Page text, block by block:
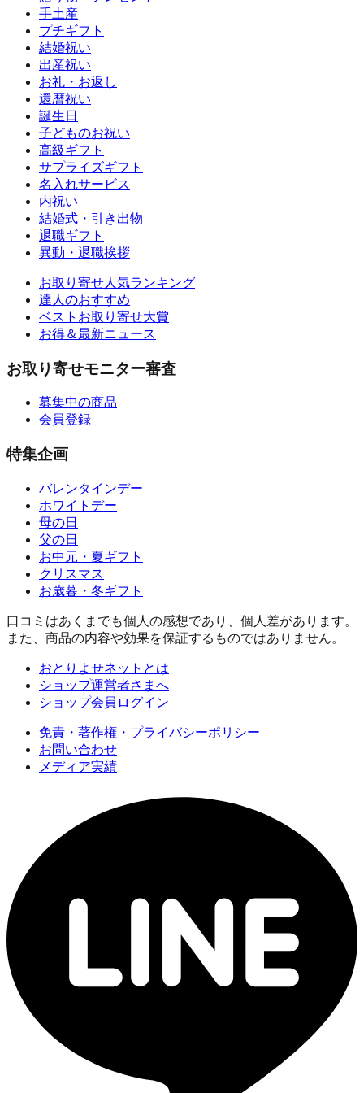
手土産
プチギフト
結婚祝い
出産祝い
お礼・お返し
還暦祝い
誕生日
子どものお祝い
高級ギフト
サプライズギフト
名入れサービス
内祝い
結婚式・引き出物
退職ギフト
異動・退職挨拶
お取り寄せ人気ランキング
達人のおすすめ
ベストお取り寄せ大賞
お得＆最新ニュース
お取り寄せモニター審査
募集中の商品
会員登録
特集企画
バレンタインデー
ホワイトデー
母の日
父の日
お中元・夏ギフト
クリスマス
お歳暮・冬ギフト
口コミはあくまでも個人の感想であり、個人差があります。
また、商品の内容や効果を保証するものではありません。
おとりよせネットとは
ショップ運営者さまへ
ショップ会員ログイン
免責・著作権・プライバシーポリシー
お問い合わせ
メディア実績